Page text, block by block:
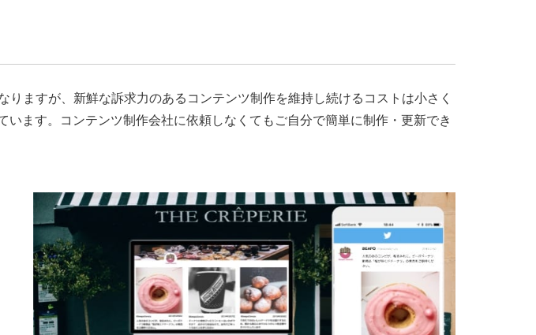
ますが、新鮮な訴求力のあるコンテンツ制作を維持し続けるコストは小さく
ます。コンテンツ制作会社に依頼しなくてもご自分で簡単に制作・更新でき